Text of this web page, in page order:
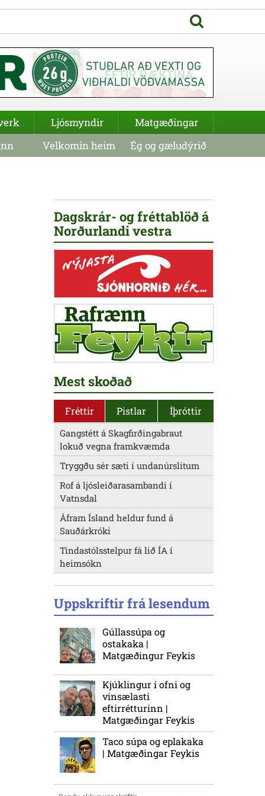
Dagskrár- og fréttablöð á
Norðurlandi vestra
Mest skoðað
Fréttir Pistlar Íþróttir
Gangstétt á Skagfirðingabraut
lokuð vegna framkvæmda
Tryggðu sér sæti í undanúrslitum
Rof á ljósleiðarasambandi í
Vatnsdal
Áfram Ísland heldur fund á
Sauðárkróki
Tindastólsstelpur fá lið ÍA í
heimsókn
Uppskriftir frá lesendum
Gúllassúpa og
ostakaka |
Matgæðingur Feykis
Kjúklingur í ofni og
vinsælasti
eftirrétturinn |
Matgæðingar Feykis
Taco súpa og eplakaka
| Matgæðingar Feykis
Ljósmyndir
Matgæðingar
Velkomin heim Ég og gæludýrið